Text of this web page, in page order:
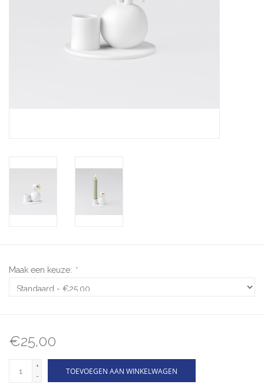
Maak een keuze: *
€25,00
+
-
TOEVOEGEN AAN WINKELWAGEN